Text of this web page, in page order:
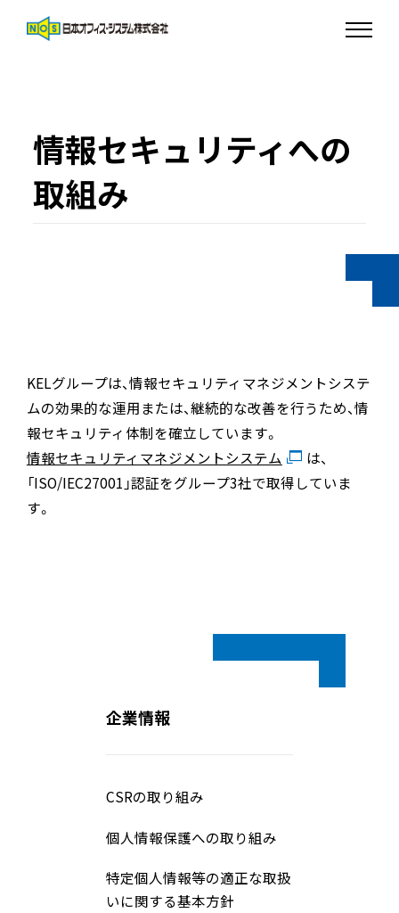
情報セキュリティへの
取組み
KELグループは、情報セキュリティマネジメントシステ
ムの効果的な運用または、継続的な改善を行うため、情
報セキュリティ体制を確立しています。
情報セキュリティマネジメントシステム
は、
「ISO/IEC27001」認証をグループ3社で取得していま
す。
企業情報
CSRの取り組み
個人情報保護への取り組み
特定個人情報等の適正な取扱
いに関する基本方針